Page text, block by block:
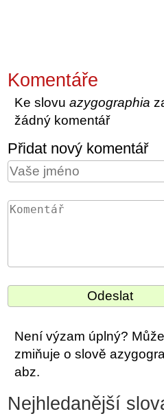
Komentáře
Ke slovuazygographia
žádný komentář
Přidat nový komentář
Není výzam úplný?
zmiňuje o slově
abz.
Nejhledanější